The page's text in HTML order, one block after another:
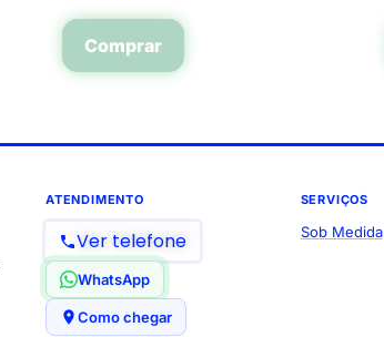
Comprar
ATENDIMENTO
Ver telefone
WhatsApp
Como chegar
SERVIÇOS
Sob Medida